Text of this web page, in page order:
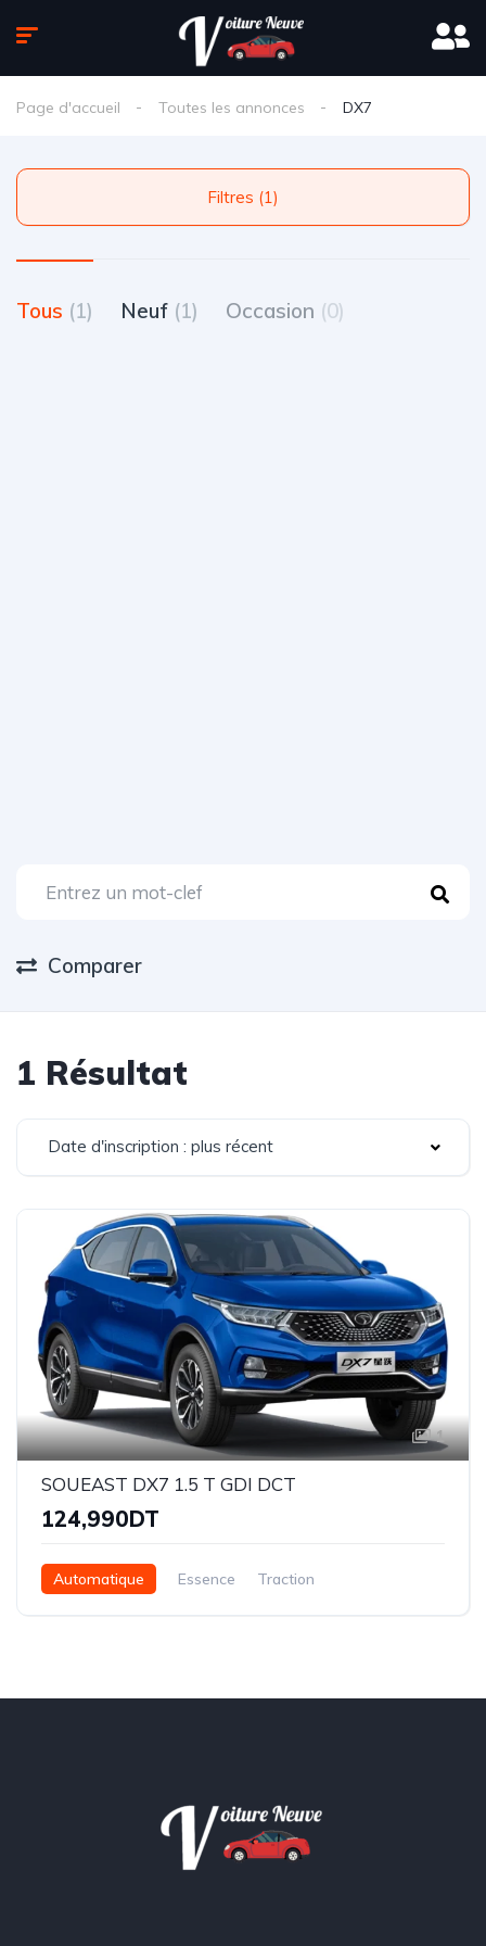
Page d'accueil Toutes les annonces DX7
Filtres (1)
Tous (1) Neuf (1) Occasion (0)
Comparer
1 Résultat
Date d'inscription : plus récent
1
SOUEAST DX7 1.5 T GDI DCT
124,990DT
Automatique Essence Traction